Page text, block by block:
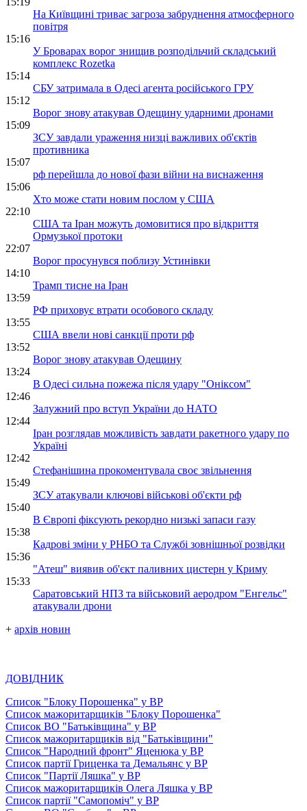
На Київщині триває загроза забруднення атмосферного
повітря
15:16
У Броварах ворог знищив розподільчий складський
комплекс Rozetka
15:14
СБУ затримала в Одесі агента російського ГРУ
15:12
Ворог знову атакував Одещину ударними дронами
15:09
ЗСУ завдали ураження низці важливих об'єктів
противника
15:07
рф перейшла до нової фази війни на виснаження
15:06
Хто може стати новим послом у США
22:10
США та Іран можуть домовитися про відкриття
Ормузької протоки
22:07
Ворог просунувся поблизу Устинівки
14:10
Трамп тисне на Іран
13:59
РФ приховує втрати особового складу
13:55
США ввели нові санкції проти рф
13:52
Ворог знову атакував Одещину
13:24
В Одесі сильна пожежа після удару "Оніксом"
12:46
Залужний про вступ України до НАТО
12:44
Іран розглядав можливість завдати ракетного удару по
Україні
12:42
Стефанішина прокоментувала своє звільнення
15:49
ЗСУ атакували ключові військові об'єкти рф
15:40
В Європі фіксують рекордно низькі запаси газу
15:38
Кадрові зміни у РНБО та Службі зовнішньої розвідки
15:36
"Атеш" виявив об'єкт паливних цистерн у Криму
15:33
Саратовський НПЗ та військовий аеродром "Енгельс"
атакували дрони
+ архів новин
ДОВІДНИК
Список "Блоку Порошенка" у ВР
Список мажоритарщиків "Блоку Порошенка"
Список ВО "Батьківщина" у ВР
Список мажоритарщиків від "Батьківщини"
Список "Народний фронт" Яценюка у ВР
Список партії Гриценка та Демальянс у ВР
Список "Партії Ляшка" у ВР
Список мажоритарщиків Олега Ляшка у ВР
Список партії "Самопоміч" у ВР